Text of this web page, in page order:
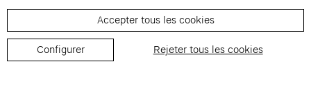
© 2026 Fondation Cartier
Règlement de visite
Politique de confidentialitéMentions légales
Accepter tous les cookies
Configurer Rejeter tous les cookies